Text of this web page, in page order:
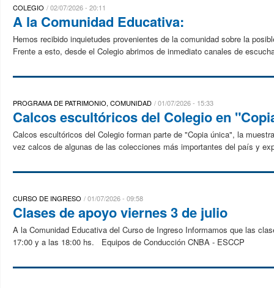
COLEGIO 02/07/2026 - 20:11
A la Comunidad Educativa:
Hemos recibido inquietudes provenientes de la comunidad sobre la
Frente a esto, desde el Colegio abrimos de inmediato canales de
PROGRAMA DE PATRIMONIO, COMUNIDAD 01/07/2026 - 15:33
Calcos escultóricos del Colegio en
Calcos escultóricos del Colegio forman parte de "Copia única", la
vez calcos de algunas de las colecciones más importantes del país y
CURSO DE INGRESO 01/07/2026 - 09:58
Clases de apoyo viernes 3 de julio
A la Comunidad Educativa del Curso de Ingreso Informamos que las
17:00 y a las 18:00 hs. Equipos de Conducción CNBA - ESCCP